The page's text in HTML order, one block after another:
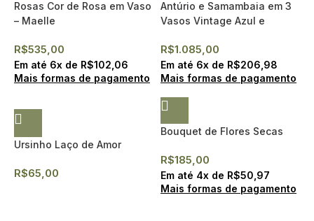
Rosas Cor de Rosa em Vaso
– Maelle
R$535,00
Em até 6x de R$102,06
Mais formas de pagamento
Antúrio e Samambaia em 3
Vasos Vintage Azul e
R$1.085,00
Em até 6x de R$206,98
Mais formas de pagamento
Ursinho Laço de Amor
R$65,00
Bouquet de Flores Secas
R$185,00
Em até 4x de R$50,97
Mais formas de pagamento